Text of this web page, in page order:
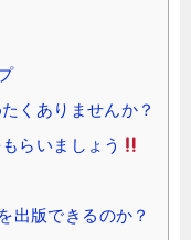
くありませんか？
らいましょう
出版できるのか？